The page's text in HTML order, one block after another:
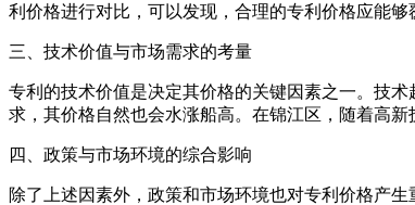
利价格进行对比，可以发现，合理的专利价格应能够
三、技术价值与市场需求的考量
专利的技术价值是决定其价格的关键因素之一。技
求，其价格自然也会水涨船高。在锦江区，随着高
四、政策与市场环境的综合影响
除了上述因素外，政策和市场环境也对专利价格产